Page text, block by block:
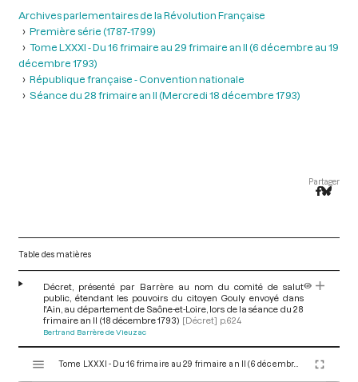
Archives parlementaires de la Révolution Française
Première série (1787-1799)
Tome LXXXI - Du 16 frimaire au 29 frimaire an II (6 décembre au 19
décembre 1793)
République française - Convention nationale
Séance du 28 frimaire an II (Mercredi 18 décembre 1793)
Partager
Table des matières
Décret, présenté par Barrère au nom du comité de salut
public, étendant les pouvoirs du citoyen Gouly envoyé dans
l'Ain, au département de Saône-et-Loire, lors de la séance du 28
frimaire an II (18 décembre 1793) [Décret] p.624
Bertrand Barrère de Vieuzac
Tome LXXXI - Du 16 frimaire au 29 frimaire an II (6 décembre au 19 décembre 1793)